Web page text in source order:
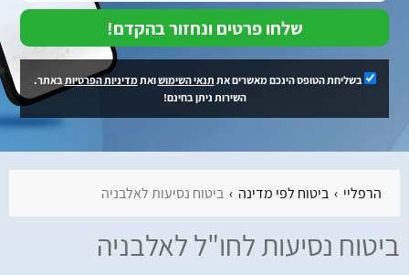
שלחו פרטים ונחזור בהקדם!
בשליחת הטופס הינכם מאשרים את תנאי השימושואתמדיניות הפרטיותבאתר.
השירות ניתן בחינם!
הרפליי ביטוח לפי מדינה ביטוח נסיעות לאלבניה
ביטוח נסיעות לחו"ל לאלבניה